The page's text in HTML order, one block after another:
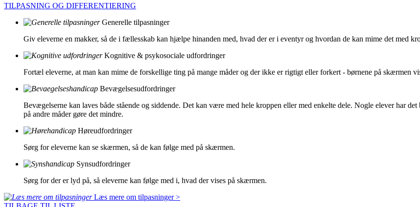
TILPASNING OG DIFFERENTIERING
Generelle tilpasninger
Giv eleverne en makker, så de i fællesskab kan hjælpe hinanden med, hvad der er i eventyr og hvordan de kan mime det med
Kognitive & psykosociale udfordringer
Fortæl eleverne, at man kan mime de forskellige ting på mange måder og der ikke er rigtigt eller forkert - børnene på skærmen
Bevægelsesudfordringer
Bevægelserne kan laves både stående og siddende. Det kan være med hele kroppen eller med enkelte dele. Nogle elever har
på andre måder gøre det mindre.
Høreudfordringer
Sørg for eleverne kan se skærmen, så de kan følge med på skærmen.
Synsudfordringer
Sørg for der er lyd på, så eleverne kan følge med i, hvad der vises på skærmen.
Læs mere om tilpasninger >